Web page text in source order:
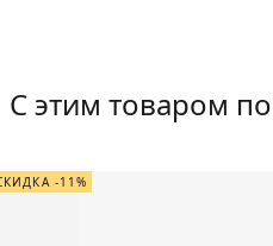
С этим товаром
-11%